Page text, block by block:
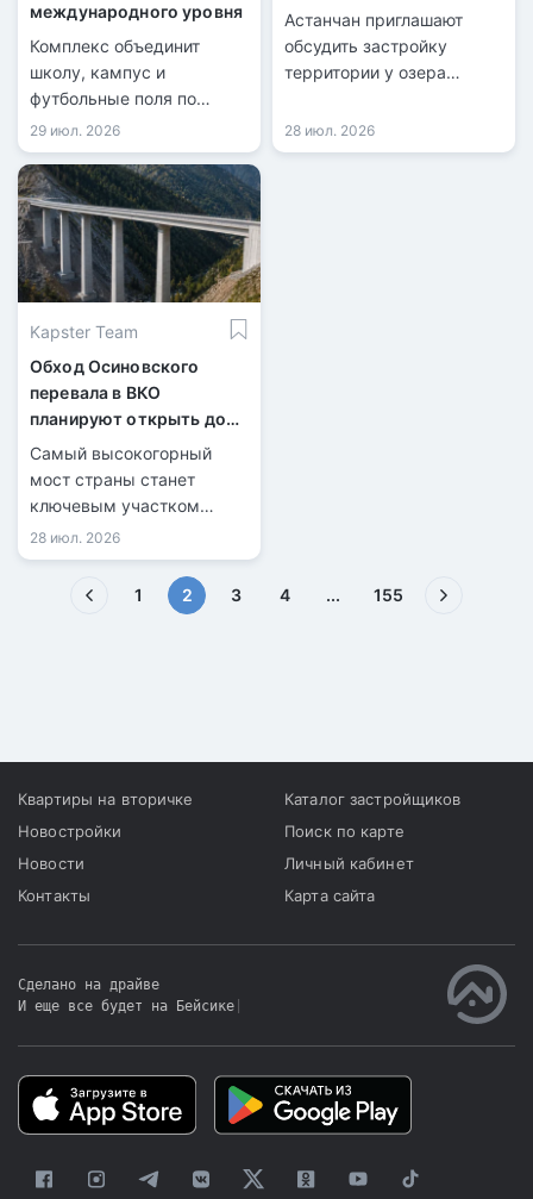
международного уровня
Комплекс объединит
школу, кампус и
футбольные поля по
стандартам FIFA.
29 июл. 2026
Астанчан приглашают
обсудить застройку
территории у озера
28 июл. 2026
Kapster Team
Обход Осиновского
перевала в ВКО
планируют открыть до
конца 2026 года
Самый высокогорный
мост страны станет
ключевым участком
новой трассы.
28 июл. 2026
1 2(текущая)
3 4 ... 155
Квартиры на вторичке
Новостройки
Новости
Контакты
Каталог застройщиков
Поиск по карте
Личный кабинет
Карта сайта
Сделано на драйве
И еще все будет на Бейсике